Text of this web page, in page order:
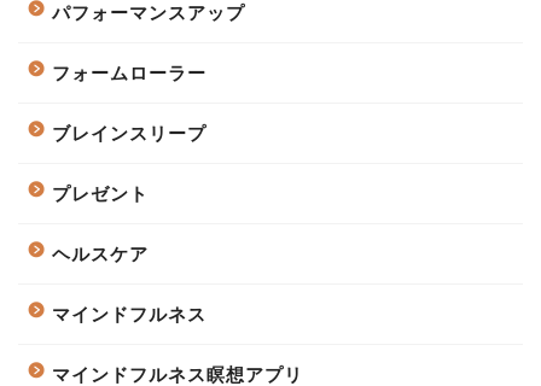
パフォーマンスアップ
フォームローラー
ブレインスリープ
プレゼント
ヘルスケア
マインドフルネス
マインドフルネス瞑想アプリ